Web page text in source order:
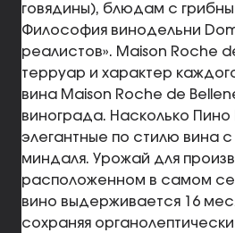
говядины), блюдам с
Философия винодельни
реалистов». Maison Roche
терруар и характер
вина Maison Roche de
винограда. Насколько
элегантные по стилю вина
миндаля. Урожай для
расположенном в самом
вино выдерживается 16
сохраняя